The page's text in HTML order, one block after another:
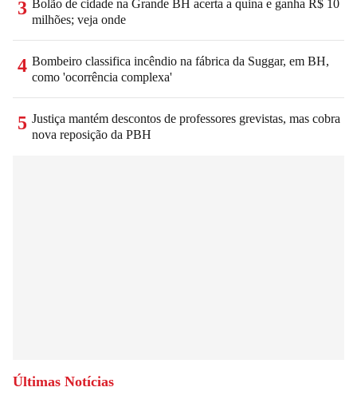
3 Bolão de cidade na Grande BH acerta a quina e ganha R$ 10
milhões; veja onde
4 Bombeiro classifica incêndio na fábrica da Suggar, em BH,
como 'ocorrência complexa'
5 Justiça mantém descontos de professores grevistas, mas cobra
nova reposição da PBH
Últimas Notícias